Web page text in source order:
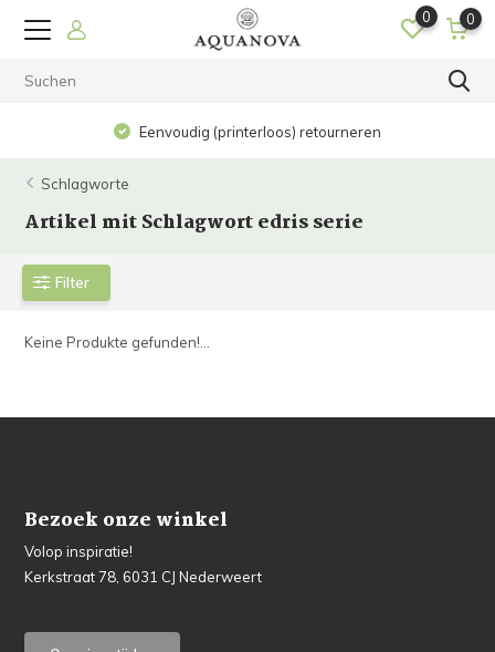
0 0
Eenvoudig (printerloos) retourneren
Schlagworte
Artikel mit Schlagwort edris serie
Filter
Keine Produkte gefunden!...
Bezoek onze winkel
Volop inspiratie!
Kerkstraat 78, 6031 CJ Nederweert